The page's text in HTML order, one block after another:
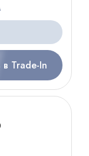
в Trade-In